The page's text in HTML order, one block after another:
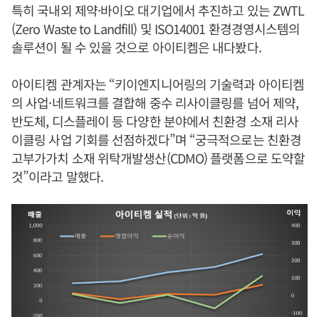
특히 국내외 제약·바이오 대기업에서 추진하고 있는 ZWTL
(Zero Waste to Landfill) 및 ISO14001 환경경영시스템의
솔루션이 될 수 있을 것으로 아이티켐은 내다봤다.
아이티켐 관계자는 “키이엔지니어링의 기술력과 아이티켐
의 사업·네트워크를 결합해 중수 리사이클링를 넘어 제약,
반도체, 디스플레이 등 다양한 분야에서 친환경 소재 리사
이클링 사업 기회를 선점하겠다”며 “궁극적으로는 친환경
고부가가치 소재 위탁개발생산(CDMO) 플랫폼으로 도약할
것”이라고 말했다.